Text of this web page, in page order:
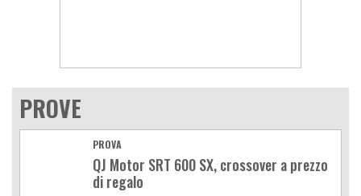
PROVE
PROVA
QJ Motor SRT 600 SX, crossover a prezzo
di regalo